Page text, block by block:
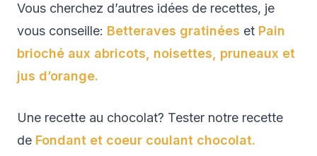
Vous cherchez d’autres idées de recettes, je
vous conseille: Betteraves gratinées et Pain
brioché aux abricots, noisettes, pruneaux et
jus d’orange.
Une recette au chocolat? Tester notre recette
de Fondant et coeur coulant chocolat.